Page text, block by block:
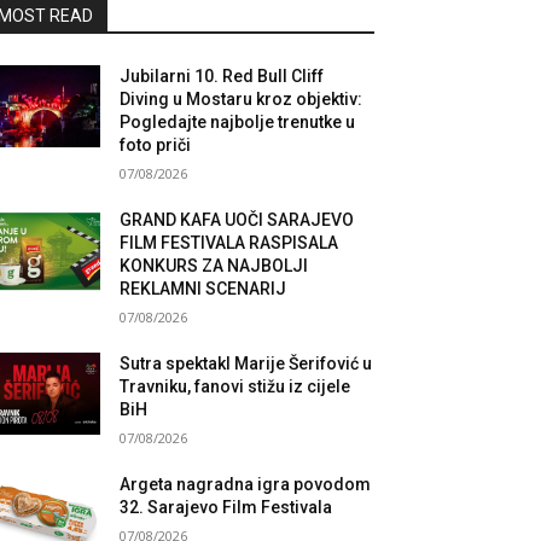
READ
Jubilarni 10. Red Bull Cliff
Diving u Mostaru kroz objektiv:
Pogledajte najbolje trenutke u
foto priči
07/08/2026
GRAND KAFA UOČI SARAJEVO
FILM FESTIVALA RASPISALA
KONKURS ZA NAJBOLJI
REKLAMNI SCENARIJ
07/08/2026
Sutra spektakl Marije Šerifović u
Travniku, fanovi stižu iz cijele
BiH
07/08/2026
Argeta nagradna igra povodom
32. Sarajevo Film Festivala
07/08/2026